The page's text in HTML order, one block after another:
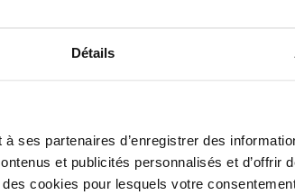
Détails
ses partenaires d’enregistrer des
et publicités personnalisés et d’offrir
cookies pour lesquels votre